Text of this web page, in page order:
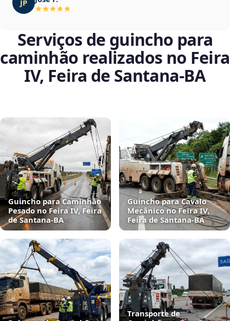
JP
Serviços de guincho para
caminhão realizados no Feira
IV, Feira de Santana‑BA
Guincho para Caminhão
Pesado no Feira IV, Feira
de Santana‑BA
Guincho para Cavalo
Mecânico no Feira IV,
Feira de Santana‑BA
Transporte de